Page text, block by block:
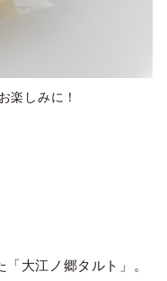
楽しみに！
大江ノ郷タルト」。